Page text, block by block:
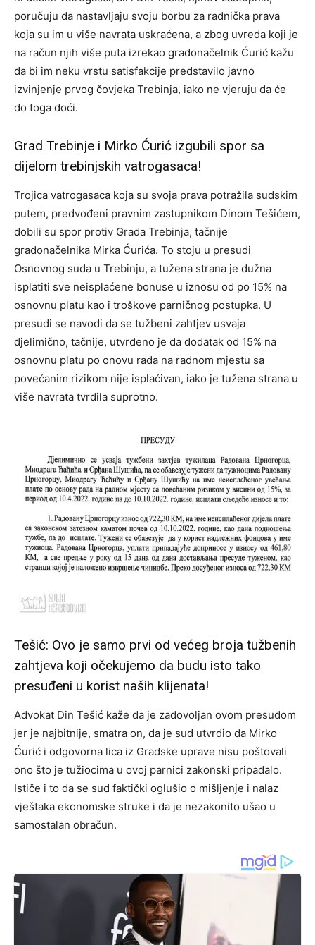
poručuju da nastavljaju svoju borbu za radnička prava
koja su im u više navrata uskraćena, a zbog uvreda koji je
na račun njih više puta izrekao gradonačelnik Ćurić kažu
da bi im neku vrstu satisfakcije predstavilo javno
izvinjenje prvog čovjeka Trebinja, iako ne vjeruju da će
do toga doći.
Grad Trebinje i Mirko Ćurić izgubili spor sa
dijelom trebinjskih vatrogasaca!
Trojica vatrogasaca koja su svoja prava potražila sudskim
putem, predvođeni pravnim zastupnikom Dinom Tešićem,
dobili su spor protiv Grada Trebinja, tačnije
gradonačelnika Mirka Ćurića. To stoju u presudi
Osnovnog suda u Trebinju, a tužena strana je dužna
isplatiti sve neisplaćene bonuse u iznosu od po 15% na
osnovnu platu kao i troškove parničnog postupka. U
presudi se navodi da se tužbeni zahtjev usvaja
djelimično, tačnije, utvrđeno je da dodatak od 15% na
osnovnu platu po onovu rada na radnom mjestu sa
povećanim rizikom nije isplaćivan, iako je tužena strana u
više navrata tvrdila suprotno.
Tešić: Ovo je samo prvi od većeg broja tužbenih
zahtjeva koji očekujemo da budu isto tako
presuđeni u korist naših klijenata!
Advokat Din Tešić kaže da je zadovoljan ovom presudom
jer je najbitnije, smatra on, da je sud utvrdio da Mirko
Ćurić i odgovorna lica iz Gradske uprave nisu poštovali
ono što je tužiocima u ovoj parnici zakonski pripadalo.
Ističe i to da se sud faktički oglušio o mišljenje i nalaz
vještaka ekonomske struke i da je nezakonito ušao u
samostalan obračun.